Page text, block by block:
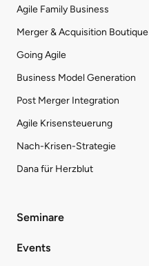
Agile Family Business
Merger & Acquisition Boutique
Going Agile
Business Model Generation
Post Merger Integration
Agile Krisensteuerung
Nach-Krisen-Strategie
Dana für Herzblut
Seminare
Events